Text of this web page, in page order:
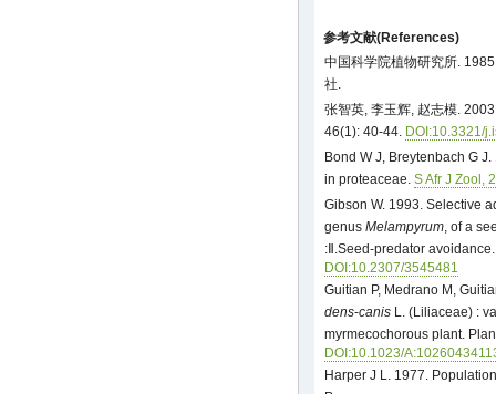
参考文献(References)
中国科学院植物研究所.
社.
张智英, 李玉辉, 赵志模.
46(1): 40-44. DOI:10.3321/
Bond W J, Breytenbach G
in proteaceae. S Afr J Zool,
Gibson W. 1993. Selective
genus Melampyrum, of a
:Ⅱ.Seed-predator
DOI:10.2307/3545481
Guitian P, Medrano M,
dens-canis L. (Liliaceae) :
myrmecochorous plant.
DOI:10.1023/
Harper J L. 1977.